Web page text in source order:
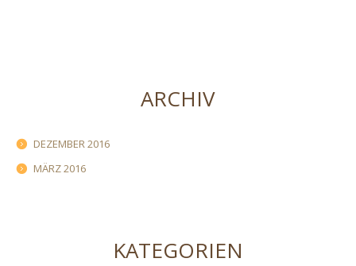
ARCHIV
DEZEMBER 2016
MÄRZ 2016
KATEGORIEN